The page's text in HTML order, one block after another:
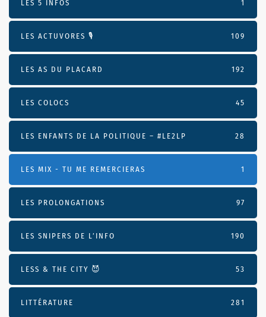
LES 5 INFOS 1
LES ACTUVORES 🎙 109
LES AS DU PLACARD 192
LES COLOCS 45
LES ENFANTS DE LA POLITIQUE – #LE2LP 28
LES MIX - TU ME REMERCIERAS 1
LES PROLONGATIONS 97
LES SNIPERS DE L’INFO 190
LESS & THE CITY 😈 53
LITTÉRATURE 281